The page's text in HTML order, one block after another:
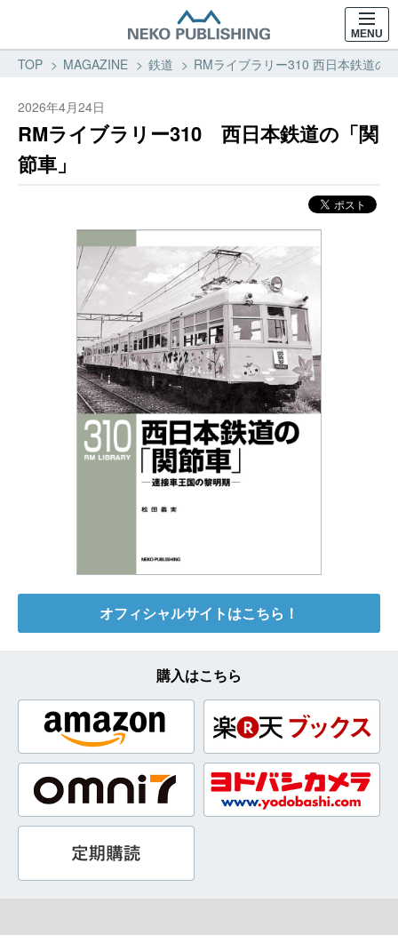
MENU
TOP MAGAZINE 鉄道 RMライブラリー310 西日本鉄道の
2026年4月24日
RMライブラリー310 西日本鉄道の「関
節車」
オフィシャルサイトはこちら！
購入はこちら